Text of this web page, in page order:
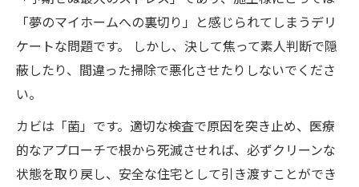
「夢のマイホームへの裏切り」と感じられてしまうデリ
ケートな問題です。 しかし、決して焦って素人判断で隠
蔽したり、間違った掃除で悪化させたりしないでくださ
い。
カビは「菌」です。適切な検査で原因を突き止め、医療
的なアプローチで根から死滅させれば、必ずクリーンな
状態を取り戻し、安全な住宅として引き渡すことができ